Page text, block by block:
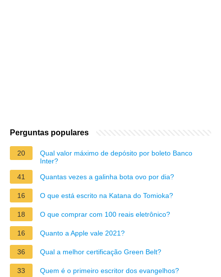
Perguntas populares
20
Qual valor máximo de depósito por boleto Banco
Inter?
41
Quantas vezes a galinha bota ovo por dia?
16 O que está escrito na Katana do Tomioka?
18 O que comprar com 100 reais eletrônico?
16 Quanto a Apple vale 2021?
36 Qual a melhor certificação Green Belt?
33 Quem é o primeiro escritor dos evangelhos?